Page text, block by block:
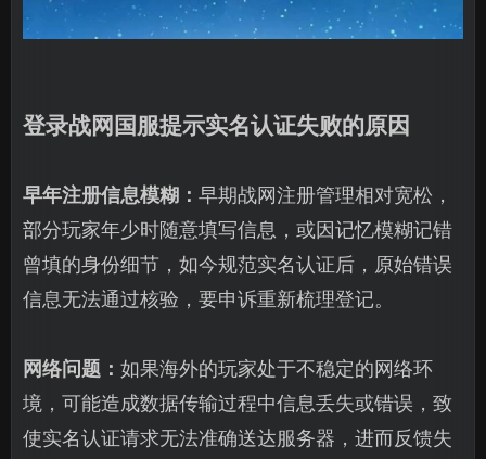
登录战网国服提示实名认证失败的原因
早年注册信息模糊： 早期战网注册管理相对宽松，
部分玩家年少时随意填写信息，或因记忆模糊记错
曾填的身份细节，如今规范实名认证后，原始错误
信息无法通过核验，要申诉重新梳理登记。
网络问题： 如果海外的玩家处于不稳定的网络环
境，可能造成数据传输过程中信息丢失或错误，致
使实名认证请求无法准确送达服务器，进而反馈失